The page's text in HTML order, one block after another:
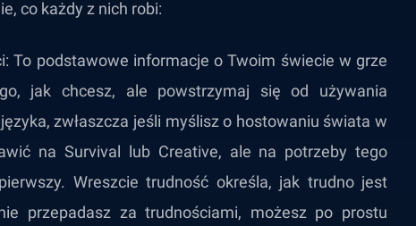
co każdy z nich robi:
To podstawowe informacje o Twoim świecie w grze
jak chcesz, ale powstrzymaj się od używania
zwłaszcza jeśli myślisz o hostowaniu świata w
na Survival lub Creative, ale na potrzeby tego
Wreszcie trudność określa, jak trudno jest
przepadasz za trudnościami, możesz po prostu